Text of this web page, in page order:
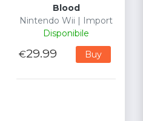
Blood
Nintendo Wii | Import
Disponibile
€29.99 Buy